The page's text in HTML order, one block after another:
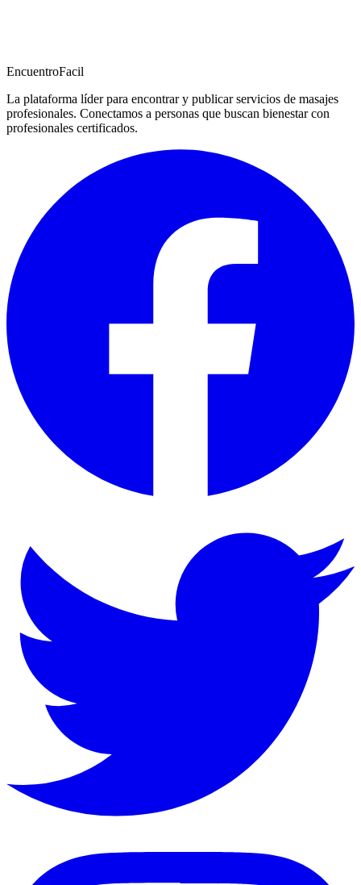
EncuentroFacil
La plataforma líder para encontrar y publicar servicios de masajes
profesionales. Conectamos a personas que buscan bienestar con
profesionales certificados.